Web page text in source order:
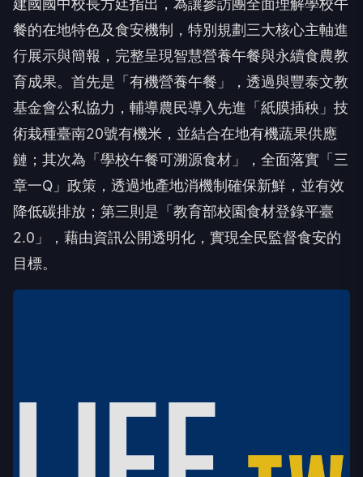
建國國中校長方廷指出，為讓參訪團全面理解學校午
餐的在地特色及食安機制，特別規劃三大核心主軸進
行展示與簡報，完整呈現智慧營養午餐與永續食農教
育成果。首先是「有機營養午餐」，透過與豐泰文教
基金會公私協力，輔導農民導入先進「紙膜插秧」技
術栽種臺南20號有機米，並結合在地有機蔬果供應
鏈；其次為「學校午餐可溯源食材」，全面落實「三
章一Q」政策，透過地產地消機制確保新鮮，並有效
降低碳排放；第三則是「教育部校園食材登錄平臺
2.0」，藉由資訊公開透明化，實現全民監督食安的
目標。